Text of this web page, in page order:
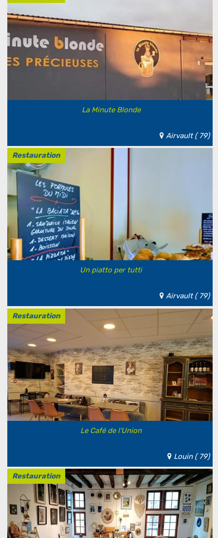
La Minute Blonde
Airvault ( 79)
Restauration
Un piatto per tutti
Airvault ( 79)
Restauration
Le Café de l'Union
Louin ( 79)
Restauration